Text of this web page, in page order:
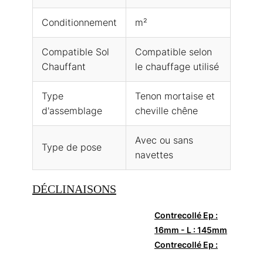
Conditionnement m²
Compatible Sol
Chauffant
Compatible selon
le chauffage utilisé
Type
d'assemblage
Tenon mortaise et
cheville chêne
Type de pose
Avec ou sans
navettes
DÉCLINAISONS
Contrecollé Ep :
16mm - L : 145mm
Contrecollé Ep :